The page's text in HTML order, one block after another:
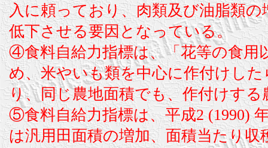
入に頼っており、肉類及び油脂類
低下させる要因となっている。
④食料自給力指標は、「花等の食用
め、米やいも類を中心に作付けし
り、同じ農地面積でも、作付けす
⑤食料自給力指標は、平成2 (1990)
は汎用田面積の増加、面積当たり